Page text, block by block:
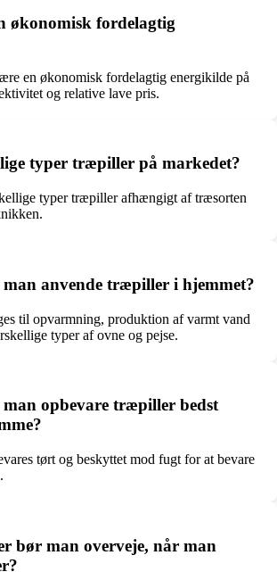
økonomisk fordelagtig
en økonomisk fordelagtig energikilde på
og relative lave pris.
typer træpiller på markedet?
typer træpiller afhængigt af træsorten
anvende træpiller i hjemmet?
til opvarmning, produktion af varmt vand
typer af ovne og pejse.
opbevare træpiller bedst
tørt og beskyttet mod fugt for at bevare
bør man overveje, når man